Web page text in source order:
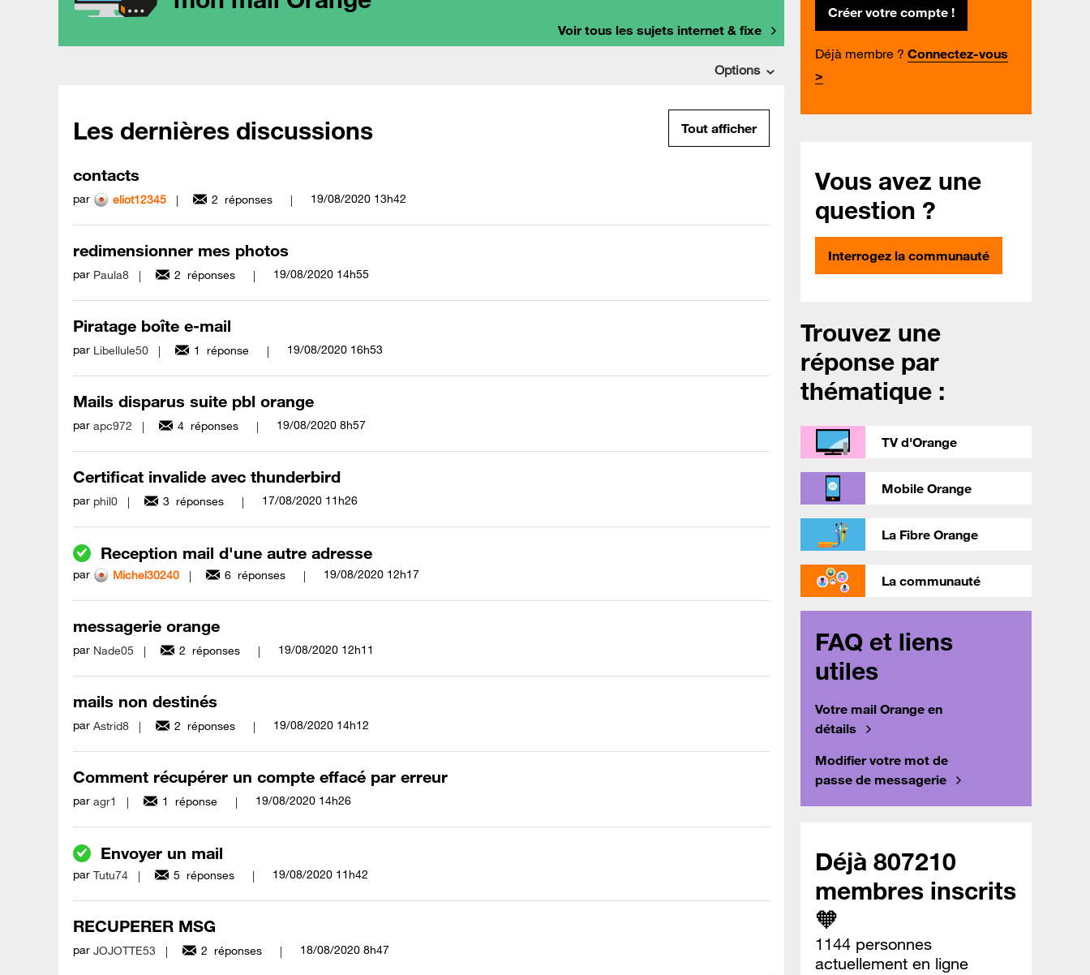
Voir tous les sujets internet & fixe
Options
Les dernières discussions Tout afficher
contacts
par eliot12345 2 réponses ‎19/08/2020 13h42
redimensionner mes photos
par Paula8 2 réponses ‎19/08/2020 14h55
Piratage boîte e-mail
par Libellule50 1 réponse ‎19/08/2020 16h53
Mails disparus suite pbl orange
par apc972 4 réponses ‎19/08/2020 8h57
Certificat invalide avec thunderbird
par phil0 3 réponses ‎17/08/2020 11h26
Reception mail d'une autre adresse
par Michel30240 6 réponses ‎19/08/2020 12h17
messagerie orange
par Nade05 2 réponses ‎19/08/2020 12h11
mails non destinés
par Astrid8 2 réponses ‎19/08/2020 14h12
Comment récupérer un compte effacé par erreur
par agr1 1 réponse ‎19/08/2020 14h26
Envoyer un mail
par Tutu74 5 réponses ‎19/08/2020 11h42
RECUPERER MSG
par JOJOTTE53 2 réponses ‎18/08/2020 8h47
Créer votre compte !
Déjà membre ? Connectez-vous
>
Vous avez une
question ?
Interrogez la communauté
Trouvez une
réponse par
thématique :
TV d'Orange
Mobile Orange
La Fibre Orange
La communauté
FAQ et liens
utiles
Votre mail Orange en
détails
Modifier votre mot de
passe de messagerie
Déjà 807210
membres inscrits
🧡
1144 personnes
actuellement en ligne